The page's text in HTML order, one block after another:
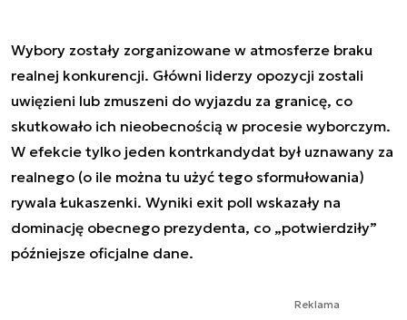
Wybory zostały zorganizowane w atmosferze braku
realnej konkurencji. Główni liderzy opozycji zostali
uwięzieni lub zmuszeni do wyjazdu za granicę, co
skutkowało ich nieobecnością w procesie wyborczym.
W efekcie tylko jeden kontrkandydat był uznawany za
realnego (o ile można tu użyć tego sformułowania)
rywala Łukaszenki. Wyniki exit poll wskazały na
dominację obecnego prezydenta, co „potwierdziły”
późniejsze oficjalne dane.
Reklama